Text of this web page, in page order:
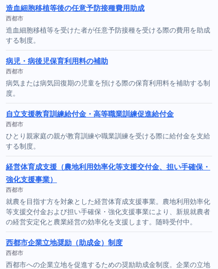
造血細胞移植等後の任意予防接種費用助成
西都市
造血細胞移植等を受けた者が任意予防接種を受ける際の費用を助成
する制度。
病児・病後児保育利用料の補助
西都市
病気または病気回復期の児童を預ける際の保育利用料を補助する制
度。
自立支援教育訓練給付金・高等職業訓練促進給付金
西都市
ひとり親家庭の親が教育訓練や職業訓練を受ける際に給付金を支給
する制度。
経営体育成支援（農地利用効率化等支援交付金、担い手確保・
強化支援事業）
西都市
就農を目指す方を対象とした経営体育成支援事業。農地利用効率化
等支援交付金および担い手確保・強化支援事業により、新規就農者
の経営安定化と農業経営の効率化を支援します。随時受付中。
西都市企業立地奨励（助成金）制度
西都市
西都市への企業立地を促進するための奨励助成金制度。企業の立地